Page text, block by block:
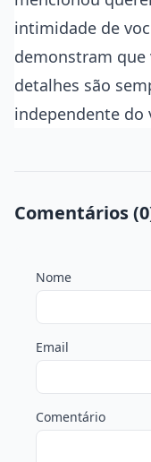
intimidade de
demonstram que
detalhes são
independente do
Comentários
Nome
Email
Comentário